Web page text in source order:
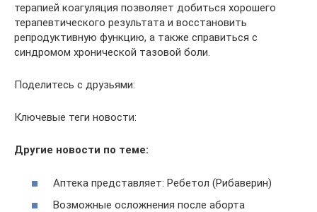
терапией коагуляция позволяет добиться хорошего
терапевтического результата и восстановить
репродуктивную функцию, а также справиться с
синдромом хронической тазовой боли.
Поделитесь с друзьями:
Ключевые теги новости:
Другие новости по теме:
Аптека представляет: Ребетол (Рибаверин)
Возможные осложнения после аборта